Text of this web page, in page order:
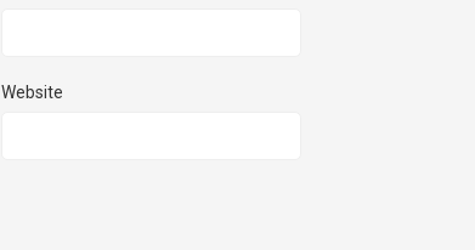
Website